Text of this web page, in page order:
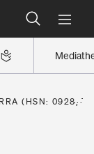
(HSN: 0928,